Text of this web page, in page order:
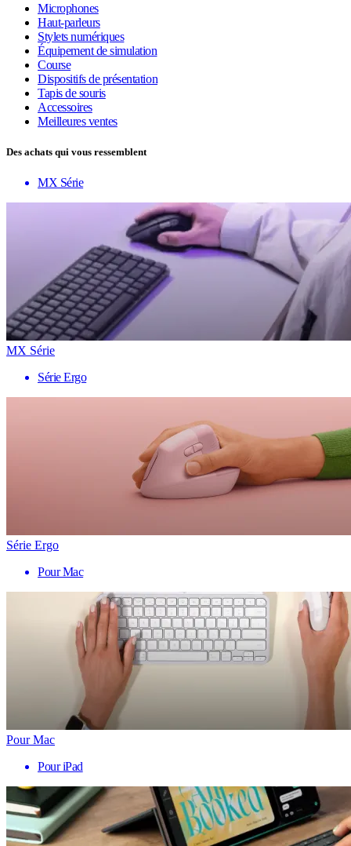
Microphones
Haut-parleurs
Stylets numériques
Équipement de simulation
Course
Dispositifs de présentation
Tapis de souris
Accessoires
Meilleures ventes
Des achats qui vous ressemblent
MX Série
MX Série
Série Ergo
Série Ergo
Pour Mac
Pour Mac
Pour iPad